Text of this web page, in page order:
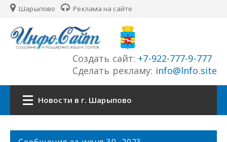
Шарыпово Реклама на сайте
Создать сайт: +7-922-777-9-777
Сделать рекламу: info@lnfo.site
Новости в г. Шарыпово
Главная